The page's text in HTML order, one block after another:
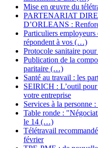
Mise en œuvre du
PARTENARIAT
D’ORLEANS :
Particuliers employeurs
répondent à vos (…)
Protocole sanitaire
Publication de la
paritaire (…)
Santé au travail : les
SEIRICH : L’outil pour
votre entreprise
Services à la personne
Table ronde :
le 14 (…)
Télétravail
février